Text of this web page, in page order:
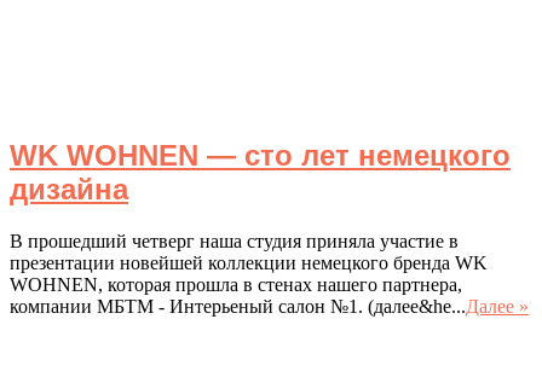
WK WOHNEN — сто лет немецкого
дизайна
В прошедший четверг наша студия приняла участие в
презентации новейшей коллекции немецкого бренда WK
WOHNEN, которая прошла в стенах нашего партнера,
компании МБТМ - Интерьеный салон №1. (далее&he...Далее »